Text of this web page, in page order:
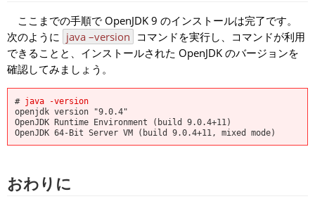
ここまでの手順で OpenJDK 9 のインストールは完了です。
次のように java –version コマンドを実行し、コマンドが利用
できることと、インストールされた OpenJDK のバージョンを
確認してみましょう。
# java -version
openjdk version "9.0.4"
OpenJDK Runtime Environment (build 9.0.4+11)
OpenJDK 64-Bit Server VM (build 9.0.4+11, mixed mode)
おわりに